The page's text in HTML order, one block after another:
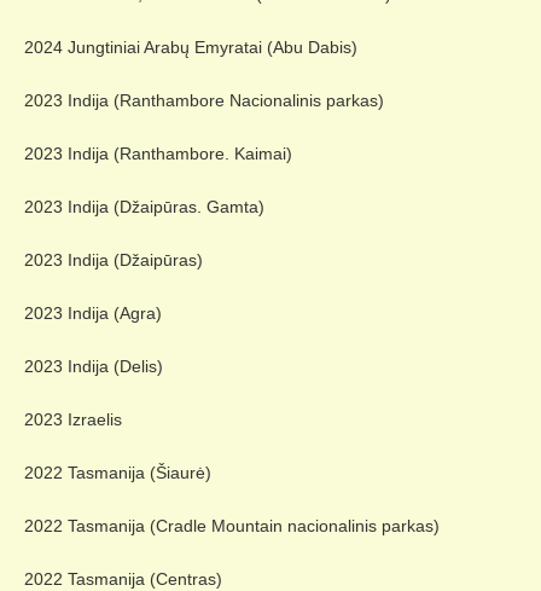
2024 Jungtiniai Arabų Emyratai (Abu Dabis)
2023 Indija (Ranthambore Nacionalinis parkas)
2023 Indija (Ranthambore. Kaimai)
2023 Indija (Džaipūras. Gamta)
2023 Indija (Džaipūras)
2023 Indija (Agra)
2023 Indija (Delis)
2023 Izraelis
2022 Tasmanija (Šiaurė)
2022 Tasmanija (Cradle Mountain nacionalinis parkas)
2022 Tasmanija (Centras)